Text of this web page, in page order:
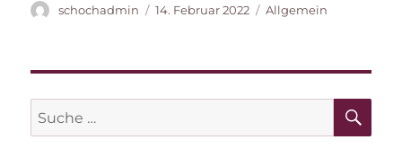
Autor
schochadmin
Veröffentlicht
14. Februar 2022 Kategorien
Allgemein
Suche
nach: